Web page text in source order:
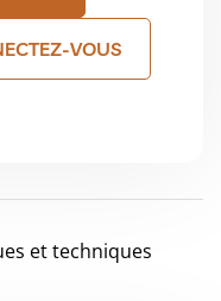
VOUS
et techniques